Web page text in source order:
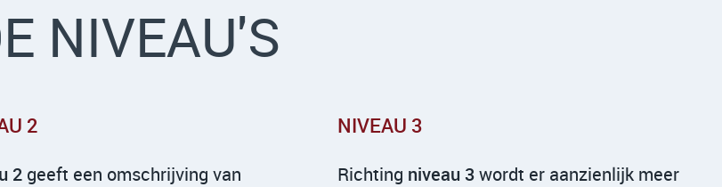
NIVEAU'S
2
2 geeft een omschrijving van
NIVEAU 3
Richting niveau 3wordt er aanzienlijk meer